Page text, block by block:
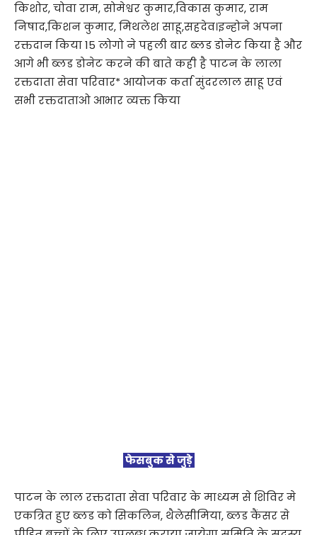
किशोर, चोवा राम, सोमेश्वर कुमार,विकास कुमार, राम
निषाद,किशन कुमार, मिथलेश साहू,सहदेव।इन्होने अपना
रक्तदान किया 15 लोगो ने पहली बार ब्लड डोनेट किया है और
आगे भी ब्लड डोनेट करने की बाते कही है पाटन के लाला
रक्तदाता सेवा परिवार* आयोजक कर्ता सुंदरलाल साहू एवं
सभी रक्तदाताओ आभार व्यक्त किया
फेसबुक से जुड़े
पाटन के लाल रक्तदाता सेवा परिवार के माध्यम से शिविर मे
एकत्रित हुए ब्लड को सिकलिन, थैलेसीमिया, ब्लड कैंसर से